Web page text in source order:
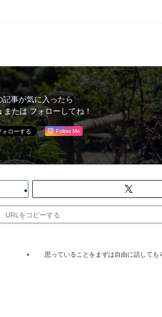
記事が気に入ったら
または フォローしてね！
Follow Me
URLをコピーする
思っていることをまずは自由に話しても